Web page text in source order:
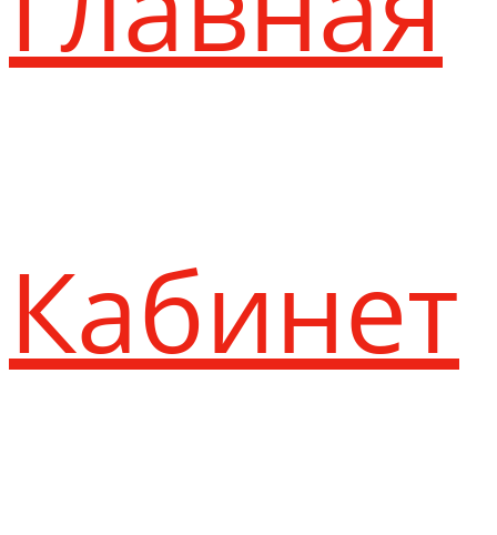
Кабинет